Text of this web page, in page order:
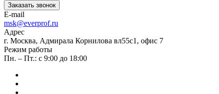
Заказать звонок
E-mail
msk@everprof.ru
Адрес
г. Москва, Адмирала Корнилова вл55с1, офис 7
Режим работы
Пн. – Пт.: с 9:00 до 18:00